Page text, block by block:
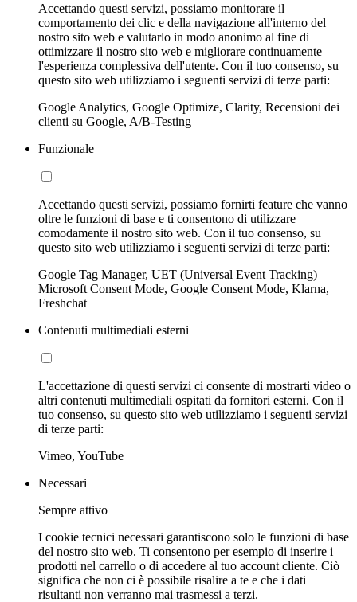
Accettando questi servizi, possiamo monitorare il
comportamento dei clic e della navigazione all'interno del
nostro sito web e valutarlo in modo anonimo al fine di
ottimizzare il nostro sito web e migliorare continuamente
l'esperienza complessiva dell'utente. Con il tuo consenso, su
questo sito web utilizziamo i seguenti servizi di terze parti:
Google Analytics, Google Optimize, Clarity, Recensioni dei
clienti su Google, A/B-Testing
Funzionale
Accettando questi servizi, possiamo fornirti feature che vanno
oltre le funzioni di base e ti consentono di utilizzare
comodamente il nostro sito web. Con il tuo consenso, su
questo sito web utilizziamo i seguenti servizi di terze parti:
Google Tag Manager, UET (Universal Event Tracking)
Microsoft Consent Mode, Google Consent Mode, Klarna,
Freshchat
Contenuti multimediali esterni
L'accettazione di questi servizi ci consente di mostrarti video o
altri contenuti multimediali ospitati da fornitori esterni. Con il
tuo consenso, su questo sito web utilizziamo i seguenti servizi
di terze parti:
Vimeo, YouTube
Necessari
Sempre attivo
I cookie tecnici necessari garantiscono solo le funzioni di base
del nostro sito web. Ti consentono per esempio di inserire i
prodotti nel carrello o di accedere al tuo account cliente. Ciò
significa che non ci è possibile risalire a te e che i dati
risultanti non verranno mai trasmessi a terzi.